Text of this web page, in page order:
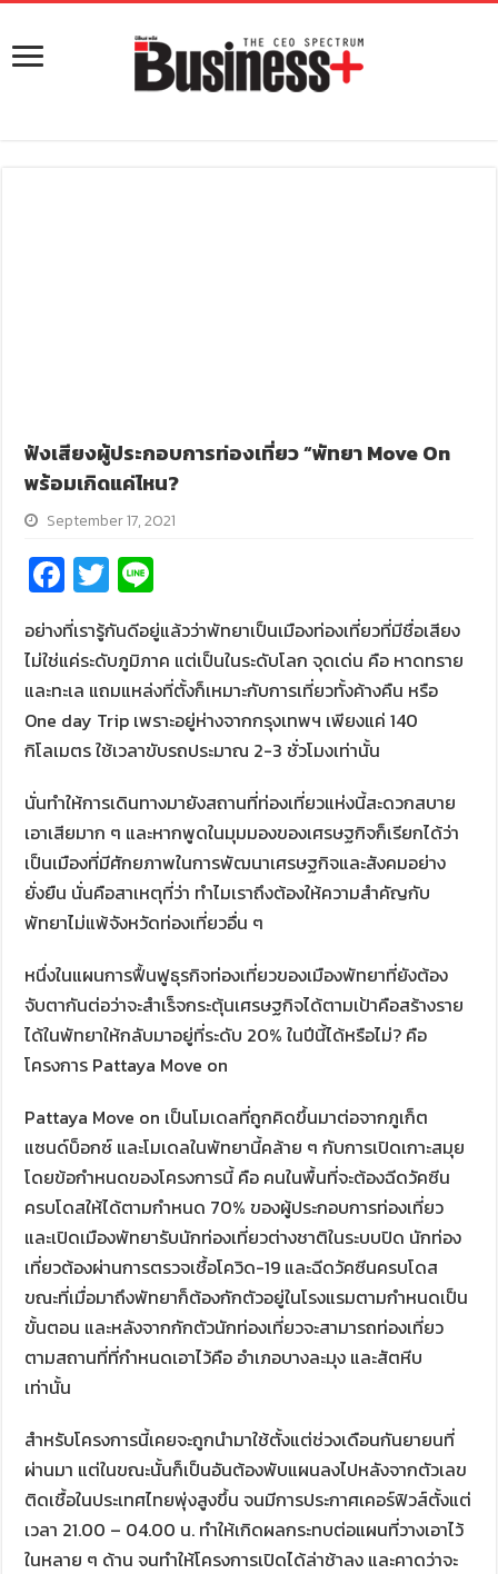
ฟังเสียงผู้ประกอบการท่องเที่ยว “พัทยา Move On
พร้อมเกิดแค่ไหน?
September 17, 2021
Fa
ce
b
o
o
k
T
wi
tt
er
n
e
อย่างที่เรารู้กันดีอยู่แล้วว่าพัทยาเป็นเมืองท่องเที่ยวที่มีชื่อเสียง
ไม่ใช่แค่ระดับภูมิภาค แต่เป็นในระดับโลก จุดเด่น คือ หาดทราย
และทะเล แถมแหล่งที่ตั้งก็เหมาะกับการเที่ยวทั้งค้างคืน หรือ
One day Trip เพราะอยู่ห่างจากกรุงเทพฯ เพียงแค่ 140
กิโลเมตร ใช้เวลาขับรถประมาณ 2-3 ชั่วโมงเท่านั้น
นั่นทำให้การเดินทางมายังสถานที่ท่องเที่ยวแห่งนี้สะดวกสบาย
เอาเสียมาก ๆ และหากพูดในมุมมองของเศรษฐกิจก็เรียกได้ว่า
เป็นเมืองที่มีศักยภาพในการพัฒนาเศรษฐกิจและสังคมอย่าง
ยั่งยืน นั่นคือสาเหตุที่ว่า ทำไมเราถึงต้องให้ความสำคัญกับ
พัทยาไม่แพ้จังหวัดท่องเที่ยวอื่น ๆ
หนึ่งในแผนการฟื้นฟูธุรกิจท่องเที่ยวของเมืองพัทยาที่ยังต้อง
จับตากันต่อว่าจะสำเร็จกระตุ้นเศรษฐกิจได้ตามเป้าคือสร้างราย
ได้ในพัทยาให้กลับมาอยู่ที่ระดับ 20% ในปีนี้ได้หรือไม่? คือ
โครงการ Pattaya Move on
Pattaya Move on เป็นโมเดลที่ถูกคิดขึ้นมาต่อจากภูเก็ต
แซนด์บ็อกซ์ และโมเดลในพัทยานี้คล้าย ๆ กับการเปิดเกาะสมุย
โดยข้อกำหนดของโครงการนี้ คือ คนในพื้นที่จะต้องฉีดวัคซีน
ครบโดสให้ได้ตามกำหนด 70% ของผู้ประกอบการท่องเที่ยว
และเปิดเมืองพัทยารับนักท่องเที่ยวต่างชาติในระบบปิด นักท่อง
เที่ยวต้องผ่านการตรวจเชื้อโควิด-19 และฉีดวัคซีนครบโดส
ขณะที่เมื่อมาถึงพัทยาก็ต้องกักตัวอยู่ในโรงแรมตามกำหนดเป็น
ขั้นตอน และหลังจากกักตัวนักท่องเที่ยวจะสามารถท่องเที่ยว
ตามสถานที่ที่กำหนดเอาไว้คือ อำเภอบางละมุง และสัตหีบ
เท่านั้น
สำหรับโครงการนี้เคยจะถูกนำมาใช้ตั้งแต่ช่วงเดือนกันยายนที่
ผ่านมา แต่ในขณะนั้นก็เป็นอันต้องพับแผนลงไปหลังจากตัวเลข
ติดเชื้อในประเทศไทยพุ่งสูงขึ้น จนมีการประกาศเคอร์ฟิวส์ตั้งแต่
เวลา 21.00 – 04.00 น. ทำให้เกิดผลกระทบต่อแผนที่วางเอาไว้
ในหลาย ๆ ด้าน จนทำให้โครงการเปิดได้ล่าช้าลง และคาดว่าจะ